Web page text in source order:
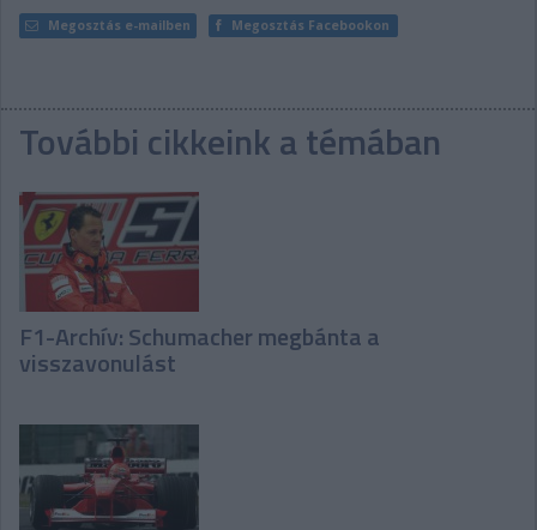
Megosztás e-mailben Megosztás Facebookon
További cikkeink a témában
F1-Archív: Schumacher megbánta a
visszavonulást